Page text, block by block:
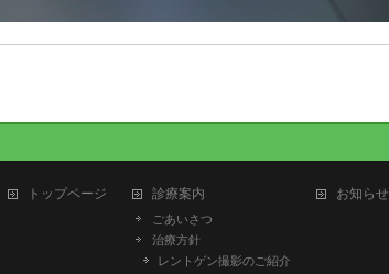
トップページ 診療案内
ごあいさつ
治療方針
レントゲン撮影のご紹介
お知らせ